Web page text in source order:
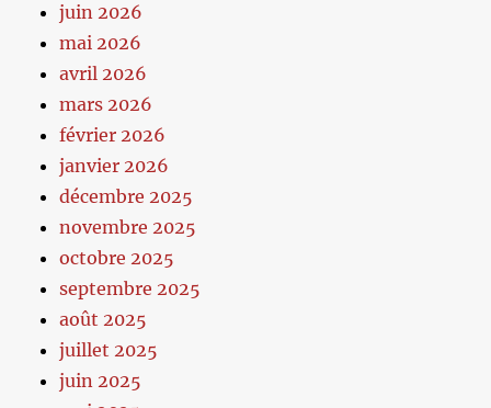
juin 2026
mai 2026
avril 2026
mars 2026
février 2026
janvier 2026
décembre 2025
novembre 2025
octobre 2025
septembre 2025
août 2025
juillet 2025
juin 2025